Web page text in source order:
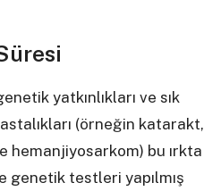
yatkınlıkları ve sık
(örneğin katarakt,
hemanjiyosarkom) bu ırkta
genetik testleri yapılmış